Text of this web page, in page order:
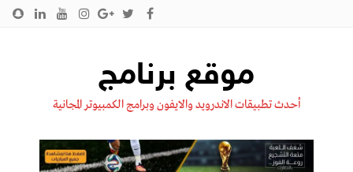
موقع برنامج
أحدث تطبيقات الاندرويد والايفون وبرامج الكمبيوتر المجانية